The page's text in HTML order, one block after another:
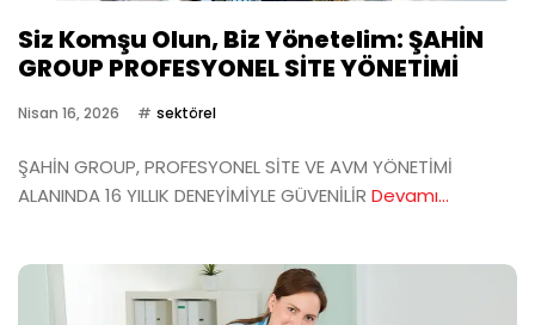
Siz Komşu Olun, Biz Yönetelim: ŞAHİN
GROUP PROFESYONEL SİTE YÖNETİMİ
Nisan 16, 2026 sektörel
ŞAHİN GROUP, PROFESYONEL SİTE VE AVM YÖNETİMİ
ALANINDA 16 YILLIK DENEYİMİYLE GÜVENİLİR Devamı...